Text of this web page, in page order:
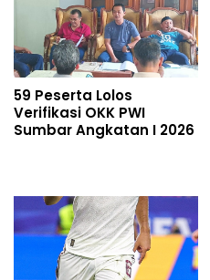
59 Peserta Lolos
Verifikasi OKK PWI
Sumbar Angkatan I 2026